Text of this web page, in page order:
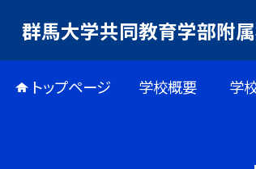
群馬大学共同教育学部附
トップページ 学校概要 学